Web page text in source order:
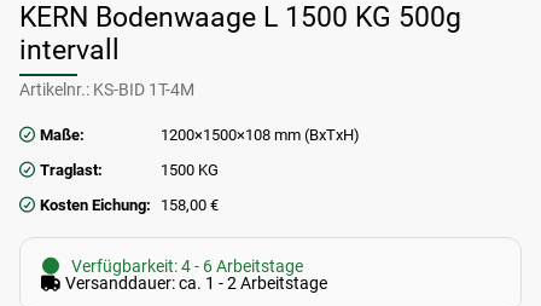
KERN Bodenwaage L 1500 KG 500g
intervall
Artikelnr.: KS-BID 1T-4M
Maße:
1200×1500×108 mm (BxTxH)
Traglast:
1500 KG
Kosten Eichung:
158,00 €
Verfügbarkeit: 4 - 6 Arbeitstage
Versanddauer: ca. 1 - 2 Arbeitstage